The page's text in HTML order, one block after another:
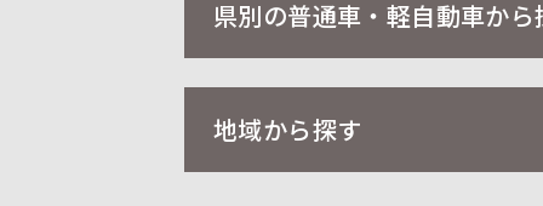
県別の普通車・軽自動車から
地域から探す